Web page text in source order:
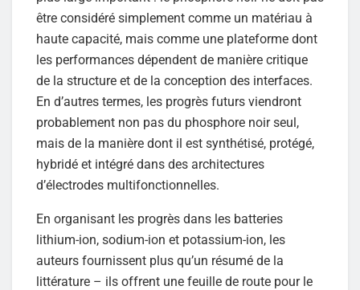
être considéré simplement comme un matériau à
haute capacité, mais comme une plateforme dont
les performances dépendent de manière critique
de la structure et de la conception des interfaces.
En d’autres termes, les progrès futurs viendront
probablement non pas du phosphore noir seul,
mais de la manière dont il est synthétisé, protégé,
hybridé et intégré dans des architectures
d’électrodes multifonctionnelles.
En organisant les progrès dans les batteries
lithium-ion, sodium-ion et potassium-ion, les
auteurs fournissent plus qu’un résumé de la
littérature – ils offrent une feuille de route pour le